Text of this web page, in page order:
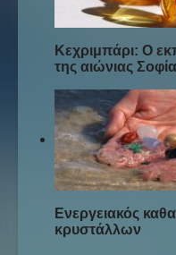
Κεχριμπάρι: Ο
της αιώνιας
Ενεργειακός
κρυστάλλων